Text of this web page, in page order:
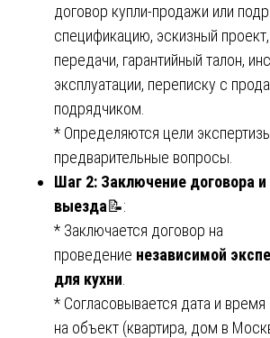
договор купли-продажи или
спецификацию, эскизный
передачи, гарантийный талон,
эксплуатации, переписку с
подрядчиком.
* Определяются цели
предварительные вопросы.
Шаг 2: Заключение договора и
выезда📝:
* Заключается договор на
проведение независимой
для кухни
* Согласовывается дата и
на объект (квартира, дом в